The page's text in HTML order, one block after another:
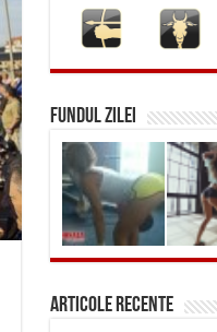
FUNDUL ZILEI
Articole recente